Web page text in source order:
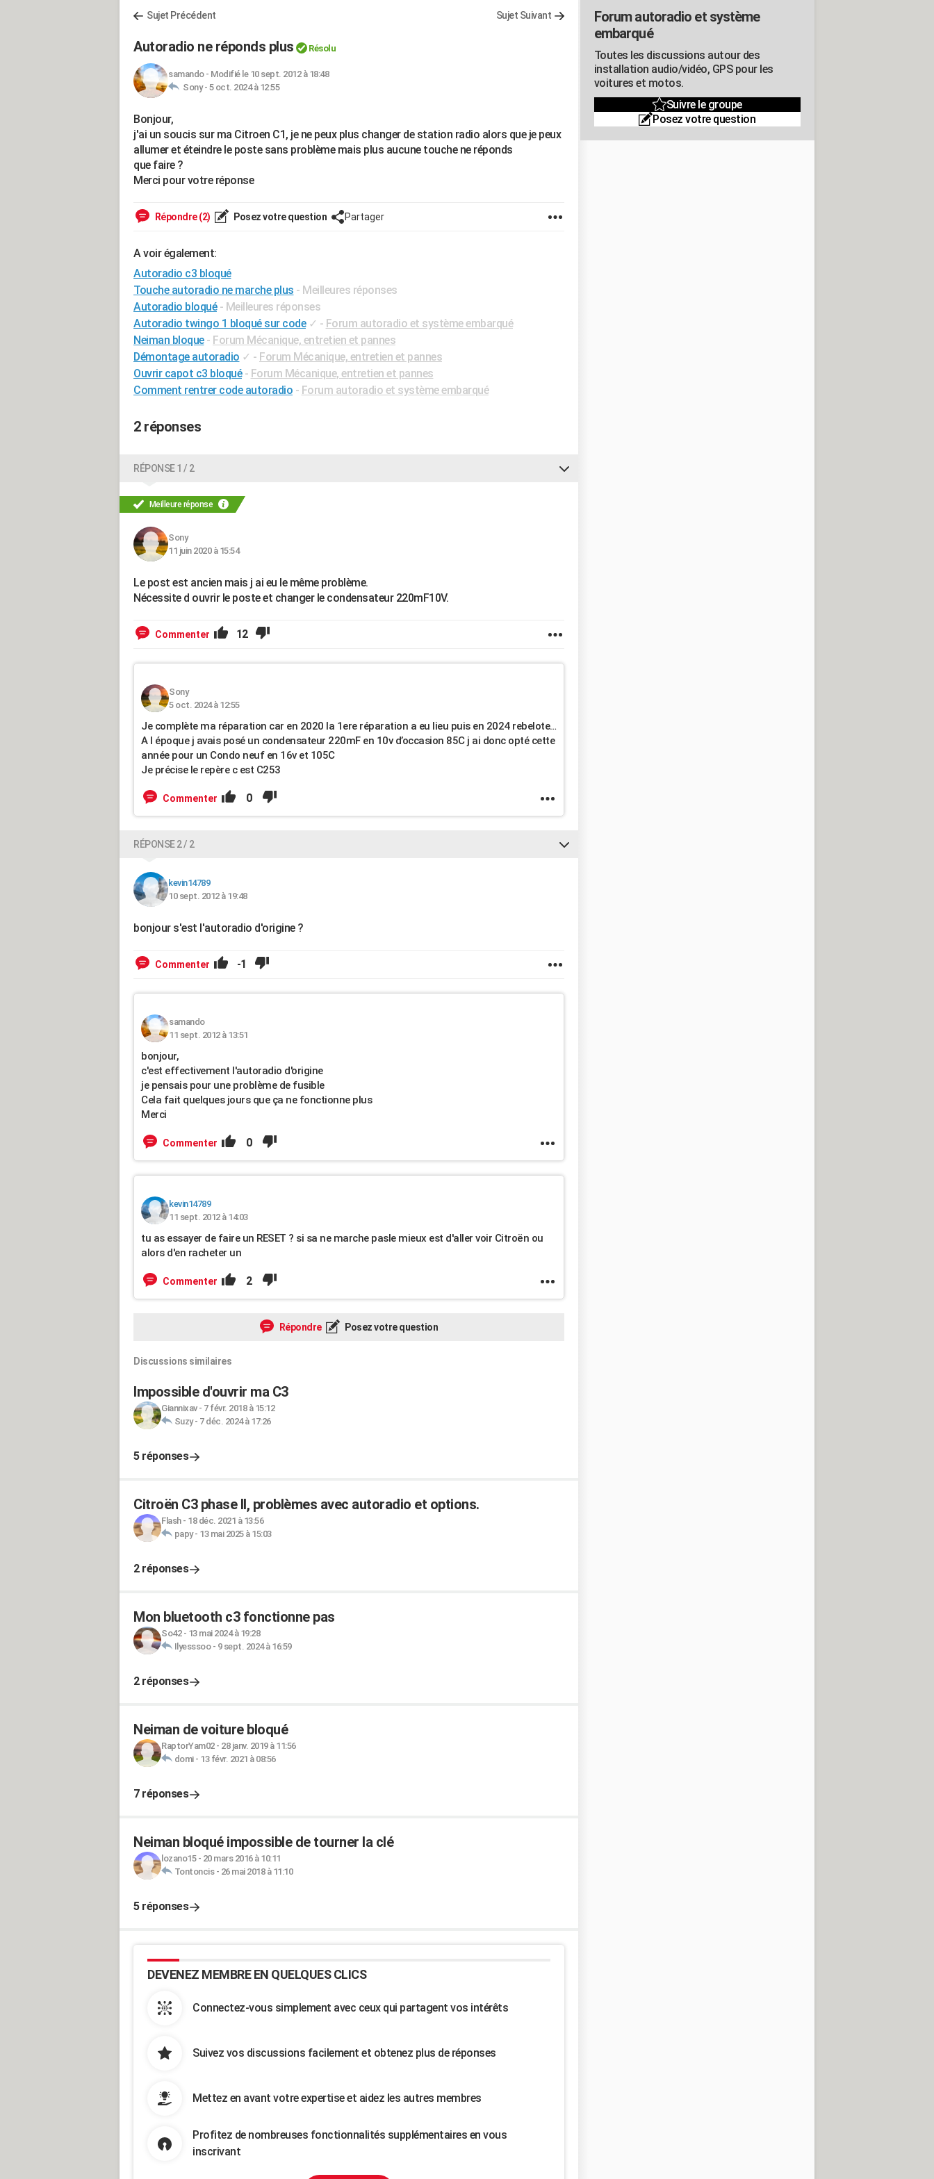
Sujet Précédent Sujet Suivant
Autoradio ne réponds plus Résolu
samando- Modifié le 10 sept. 2012 à 18:48
Sony - 5 oct. 2024 à 12:55
Bonjour,
j'ai un soucis sur ma Citroen C1, je ne peux plus changer de station radio alors que je peux
allumer et éteindre le poste sans problème mais plus aucune touche ne réponds
que faire ?
Merci pour votre réponse
Répondre (2) Posez votre question Partager
A voir également:
Autoradio c3 bloqué
Touche autoradio ne marche plus - Meilleures réponses
Autoradio bloqué - Meilleures réponses
Autoradio twingo 1 bloqué sur code ✓ - Forum autoradio et système embarqué
Neiman bloque - Forum Mécanique, entretien et pannes
Démontage autoradio ✓ - Forum Mécanique, entretien et pannes
Ouvrir capot c3 bloqué - Forum Mécanique, entretien et pannes
Comment rentrer code autoradio - Forum autoradio et système embarqué
2 réponses
RÉPONSE 1 / 2
Meilleure réponse
Sony
11 juin 2020 à 15:54
Le post est ancien mais j ai eu le même problème.
Nécessite d ouvrir le poste et changer le condensateur 220mF10V.
Commenter 12
Sony
5 oct. 2024 à 12:55
Je complète ma réparation car en 2020 la 1ere réparation a eu lieu puis en 2024 rebelote…
A l époque j avais posé un condensateur 220mF en 10v d’occasion 85C j ai donc opté cette
année pour un Condo neuf en 16v et 105C
Je précise le repère c est C253
Commenter 0
RÉPONSE 2 / 2
kevin14789
10 sept. 2012 à 19:48
bonjour s'est l'autoradio d'origine ?
Commenter -1
samando
11 sept. 2012 à 13:51
bonjour,
c'est effectivement l'autoradio d'origine
je pensais pour une problème de fusible
Cela fait quelques jours que ça ne fonctionne plus
Merci
Commenter 0
kevin14789
11 sept. 2012 à 14:03
tu as essayer de faire un RESET ? si sa ne marche pasle mieux est d'aller voir Citroën ou
alors d'en racheter un
Commenter 2
Répondre Posez votre question
Discussions similaires
Impossible d'ouvrir ma C3
Giannixav- 7 févr. 2018 à 15:12
Suzy- 7 déc. 2024 à 17:26
5 réponses
Citroën C3 phase II, problèmes avec autoradio et options.
Flash- 18 déc. 2021 à 13:56
papy- 13 mai 2025 à 15:03
2 réponses
Mon bluetooth c3 fonctionne pas
So42- 13 mai 2024 à 19:28
Ilyesssoo- 9 sept. 2024 à 16:59
2 réponses
Neiman de voiture bloqué
RaptorYam02- 28 janv. 2019 à 11:56
domi- 13 févr. 2021 à 08:56
7 réponses
Neiman bloqué impossible de tourner la clé
lozano15- 20 mars 2016 à 10:11
Tontoncis- 26 mai 2018 à 11:10
5 réponses
DEVENEZ MEMBRE EN QUELQUES CLICS
Connectez-vous simplement avec ceux qui partagent vos intérêts
Suivez vos discussions facilement et obtenez plus de réponses
Mettez en avant votre expertise et aidez les autres membres
Profitez de nombreuses fonctionnalités supplémentaires en vous
inscrivant
Forum autoradio et système
embarqué
Toutes les discussions autour des
installation audio/vidéo, GPS pour les
voitures et motos.
Suivre le groupe
Posez votre question